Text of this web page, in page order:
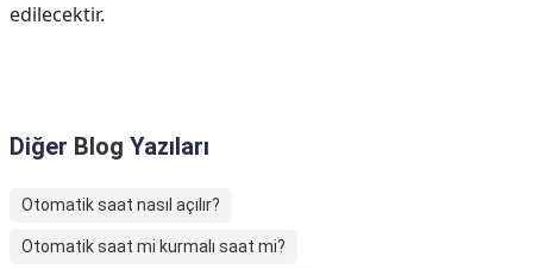
edilecektir.
Diğer Blog Yazıları
Otomatik saat nasıl açılır?
Otomatik saat mi kurmalı saat mi?